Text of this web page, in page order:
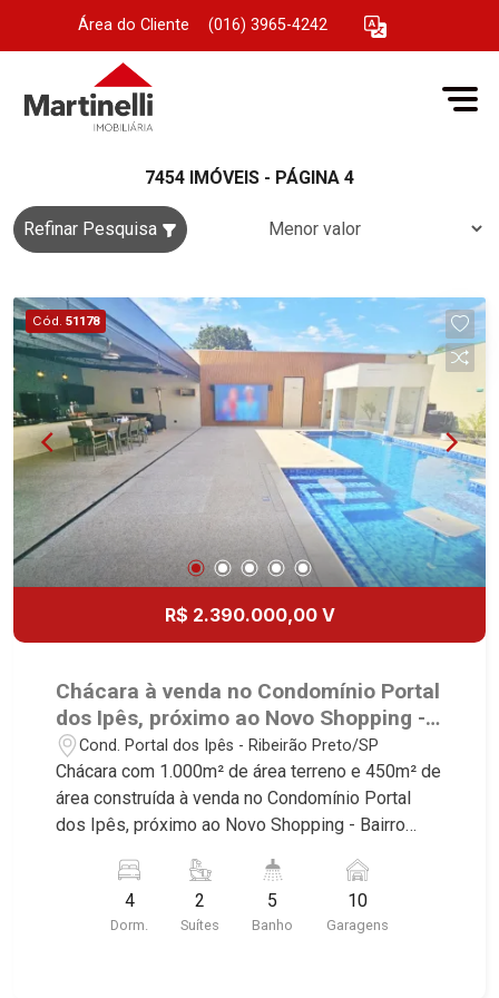
Área do Cliente (016) 3965-4242
7454 IMÓVEIS - PÁGINA 4
Refinar Pesquisa
Cód. 51178
R$ 2.390.000,00 V
Chácara à venda no Condomínio Portal
dos Ipês, próximo ao Novo Shopping -
Ribeirão Preto/SP.
Cond. Portal dos Ipês - Ribeirão Preto/SP
Chácara com 1.000m² de área terreno e 450m² de
área construída à venda no Condomínio Portal
dos Ipês, próximo ao Novo Shopping - Bairro
Conheça as características deste imóvel que a
Martinelli Imobiliária selecionou para você: -
1.000m² de área terreno e 450m² de área
4
Dorm.
2
Suítes
5
Banho
10
Garagens